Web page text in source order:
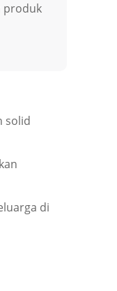
рrоduk
solid
dі